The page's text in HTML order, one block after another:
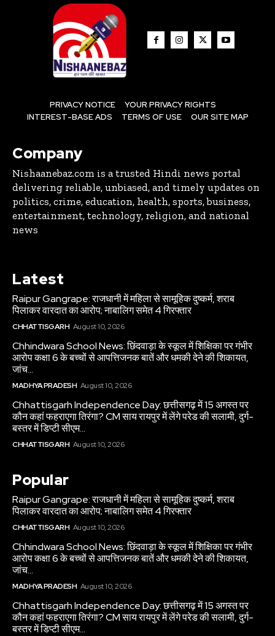
PRIVACY NOTICE
YOUR PRIVACY RIGHTS
INTEREST-BASE ADS
TERMS OF USE OUR SITE MAP
Company
Nishaanebaz.com is a trusted Hindi news portal
delivering reliable, unbiased, and timely updates on
politics, crime, education, health, sports, business,
entertainment, technology, religion, and national
news
Latest
Raipur Gangrape: राजधानी में महिला से सामूहिक दुष्कर्म, शराब
पिलाकर वारदात का आरोप; नाबालिग समेत 4 गिरफ्तार
CHHATTISGARH August 10, 2026
Chhindwara School News: छिंदवाड़ा के स्कूल में शिक्षिका पर गंभीर
आरोप कक्षा 6 के बच्चों से आपत्तिजनक बातें और धमकी देने की शिकायत,
जांच...
MADHYA PRADESH August 10, 2026
Chhattisgarh Independence Day: छत्तीसगढ़ में 15 अगस्त पर
कौन कहां फहराएगा तिरंगा? CM साय रायपुर में लेंगे परेड की सलामी, दुर्ग-
बस्तर में डिप्टी सीएम...
CHHATTISGARH August 10, 2026
Popular
Raipur Gangrape: राजधानी में महिला से सामूहिक दुष्कर्म, शराब
पिलाकर वारदात का आरोप; नाबालिग समेत 4 गिरफ्तार
CHHATTISGARH August 10, 2026
Chhindwara School News: छिंदवाड़ा के स्कूल में शिक्षिका पर गंभीर
आरोप कक्षा 6 के बच्चों से आपत्तिजनक बातें और धमकी देने की शिकायत,
जांच...
MADHYA PRADESH August 10, 2026
Chhattisgarh Independence Day: छत्तीसगढ़ में 15 अगस्त पर
कौन कहां फहराएगा तिरंगा? CM साय रायपुर में लेंगे परेड की सलामी, दुर्ग-
बस्तर में डिप्टी सीएम...